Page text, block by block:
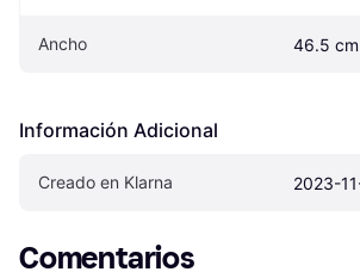
Ancho 46.5 cm
Información Adicional
Creado en Klarna 2023-
Comentarios